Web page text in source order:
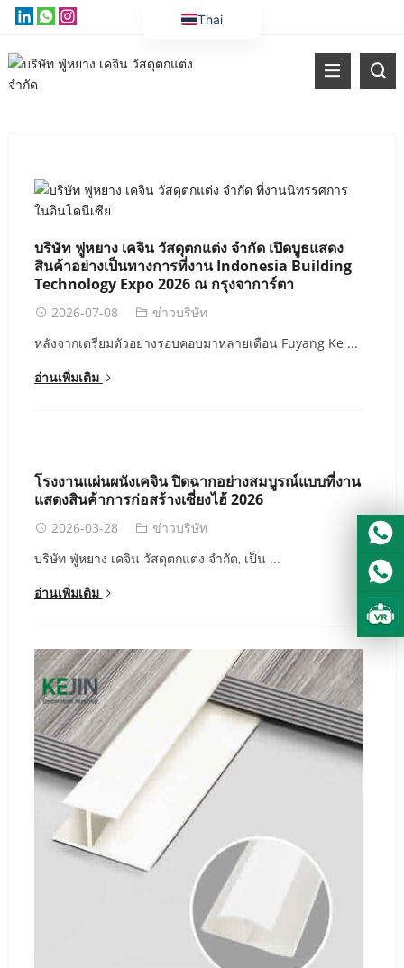
บริษัท ฟูหยาง เคจิน วัสดุตกแต่ง จำกัด เปิดบูธแสดง
สินค้าอย่างเป็นทางการที่งาน Indonesia Building
Technology Expo 2026 ณ กรุงจาการ์ตา
2026-07-08
ข่าวบริษัท
หลังจากเตรียมตัวอย่างรอบคอบมาหลายเดือน Fuyang Ke ...
อ่านเพิ่มเติม
โรงงานแผ่นผนังเคจิน ปิดฉากอย่างสมบูรณ์แบบที่งาน
แสดงสินค้าการก่อสร้างเซี่ยงไฮ้ 2026
2026-03-28
ข่าวบริษัท
บริษัท ฟู่หยาง เคจิน วัสดุตกแต่ง จำกัด, เป็น ...
อ่านเพิ่มเติม
Thai
Kazakh
Bengali
Arabic
Uzbek
Spanish
German
Japanese
French